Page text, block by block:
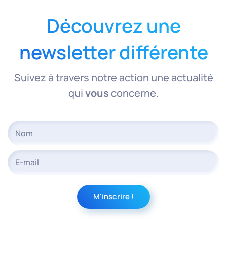
Découvrez une
newsletter différente
Suivez à travers notre action une actualité
quivousconcerne.